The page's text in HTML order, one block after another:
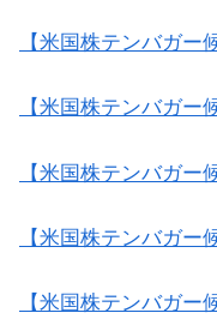
AFRM（
リオ）
COIN（
DOCS（
LAW（
【米国株テンバガー
【米国株テンバガ
【米国株テンバガー
【米国株テンバガー
【米国株テンバガ